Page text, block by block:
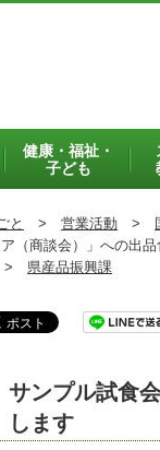
健康・福祉・
子ども
と > 営業活動 >
（商談会）」への出品
県産品振興課
サンプル試食
します